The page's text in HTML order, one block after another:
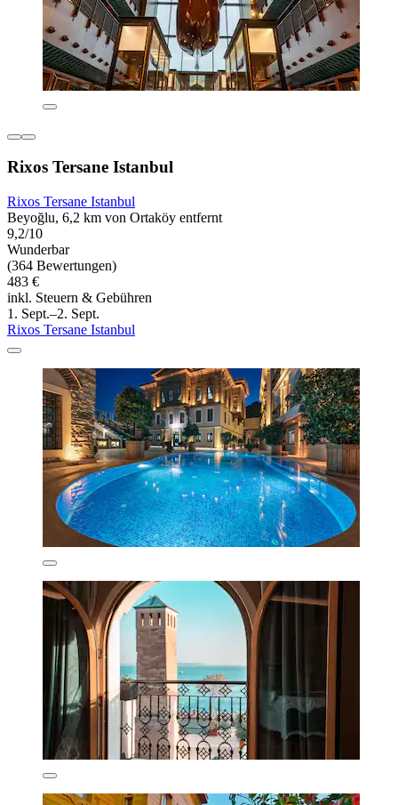
Rixos Tersane Istanbul
Rixos Tersane Istanbul
Beyoğlu, 6,2 km von Ortaköy entfernt
9,2/10
Wunderbar
(364 Bewertungen)
483 €
inkl. Steuern & Gebühren
1. Sept.–2. Sept.
Rixos Tersane Istanbul